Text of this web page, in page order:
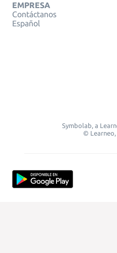
EMPRESA
Contáctanos
Español
Symbolab, a
© Learneo,